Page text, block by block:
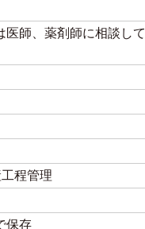
医師、薬剤師に相談して
程管理
保存